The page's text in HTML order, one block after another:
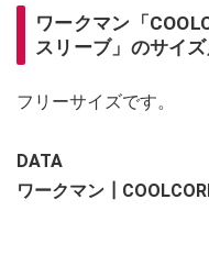
ワークマン「
スリーブ」のサイズ
フリーサイズです。
DATA
ワークマン